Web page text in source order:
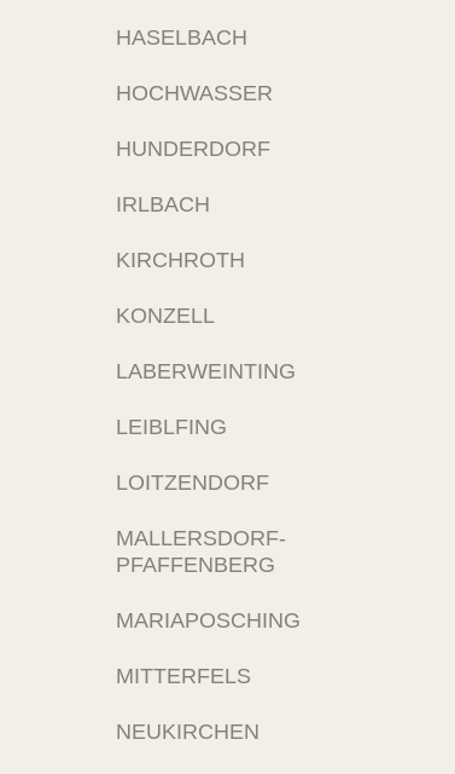
HASELBACH
HOCHWASSER
HUNDERDORF
IRLBACH
KIRCHROTH
KONZELL
LABERWEINTING
LEIBLFING
LOITZENDORF
MALLERSDORF-
PFAFFENBERG
MARIAPOSCHING
MITTERFELS
NEUKIRCHEN